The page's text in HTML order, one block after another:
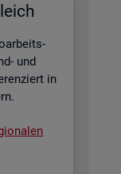
und
in